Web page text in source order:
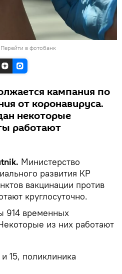
Перейти в фотобанк
кампания по
от коронавируса.
некоторые
работают
Министерство
развития КР
вакцинации против
круглосуточно.
914 временных
из них работают
поликлиника